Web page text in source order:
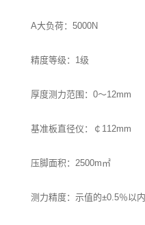
A大负荷：5000N
精度等级：1级
厚度测力范围：0～12mm
基准板直径仪：￠112mm
压脚面积：2500m㎡
测力精度：示值的±0.5％以内